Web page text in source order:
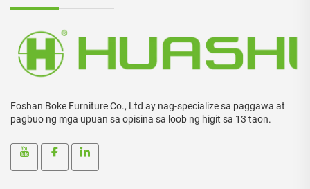
Foshan Boke Furniture Co., Ltd ay nag-specialize sa paggawa at
pagbuo ng mga upuan sa opisina sa loob ng higit sa 13 taon.